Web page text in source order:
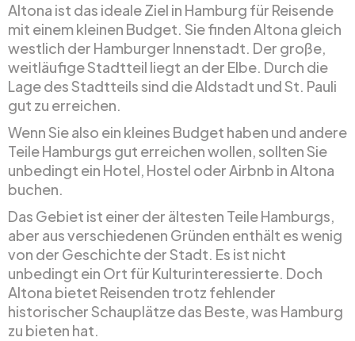
Altona ist das ideale Ziel in Hamburg für Reisende
mit einem kleinen Budget. Sie finden Altona gleich
westlich der Hamburger Innenstadt. Der große,
weitläufige Stadtteil liegt an der Elbe. Durch die
Lage des Stadtteils sind die Aldstadt und St. Pauli
gut zu erreichen.
Wenn Sie also ein kleines Budget haben und andere
Teile Hamburgs gut erreichen wollen, sollten Sie
unbedingt ein Hotel, Hostel oder Airbnb in Altona
buchen.
Das Gebiet ist einer der ältesten Teile Hamburgs,
aber aus verschiedenen Gründen enthält es wenig
von der Geschichte der Stadt. Es ist nicht
unbedingt ein Ort für Kulturinteressierte. Doch
Altona bietet Reisenden trotz fehlender
historischer Schauplätze das Beste, was Hamburg
zu bieten hat.